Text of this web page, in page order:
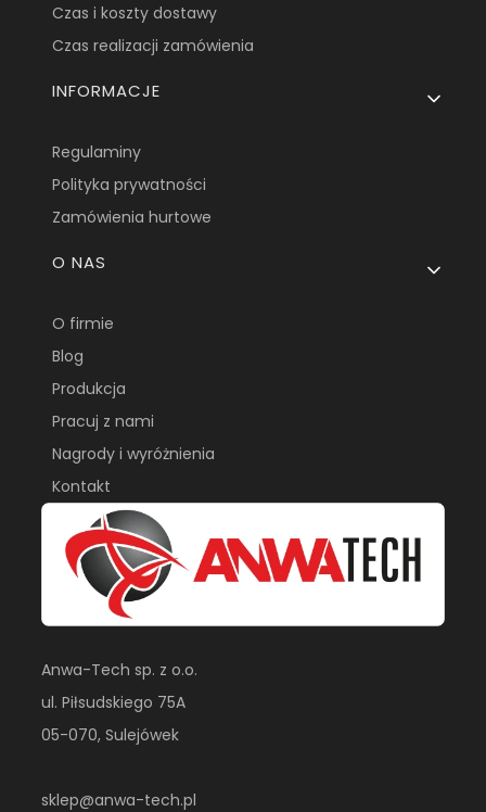
Czas i koszty dostawy
Czas realizacji zamówienia
INFORMACJE
Regulaminy
Polityka prywatności
Zamówienia hurtowe
O NAS
O firmie
Blog
Produkcja
Pracuj z nami
Nagrody i wyróżnienia
Kontakt
Anwa-Tech sp. z o.o.
ul. Piłsudskiego 75A
05-070, Sulejówek
sklep@anwa-tech.pl